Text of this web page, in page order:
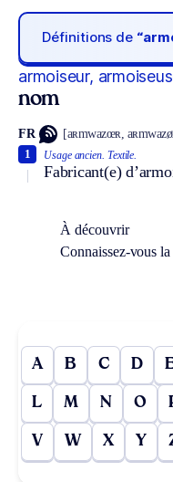
Définitions de
armoiseur,
nom
FR [aʀmwazœʀ,
Usage ancien. Textile.
Fabricant(e)
1
À découvrir
Connaissez-vous
A B C D
L M N O
V W X Y